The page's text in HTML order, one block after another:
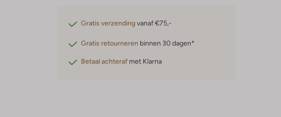
Gratis verzendingvanaf €75,-
Gratis retourneren binnen 30 dagen*
Betaal achteraf met Klarna